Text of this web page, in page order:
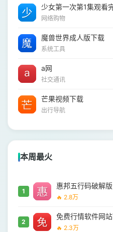
少女第一次第1集观看
网络购物
魔兽世界成人版下载
系统工具
a网
社交通讯
芒果视频下载
出行导航
本周最火
1
惠邦五行码破解版
🔥 2.8万
2
免费行情软件网
🔥 2.3万